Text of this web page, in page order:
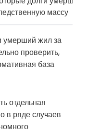
массу
умерший жил за
проверить,
база
отдельная
в ряде случаев